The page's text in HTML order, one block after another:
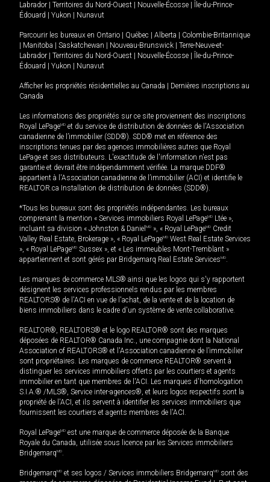
Labrador
Territoires du Nord-Ouest Nouvelle-Écosse
Île-du-Prince-
Édouard
Yukon Nunavut
Parcourir les bureaux en Ontario Québec Alberta
Colombie-Britannique
Manitoba Saskatchewan Nouveau-Brunswick
Terre-Neuve-et-
Labrador
Territoires du Nord-Ouest Nouvelle-Écosse
Île-du-Prince-
Édouard
Yukon Nunavut
Afficher les propriétés résidentielles au Canada
Dernières inscriptions au
Canada
Les informations des propriétés sur ce site proviennent des inscriptions
Royal LePageMD et du service de distribution de données de l'Association
canadienne de l’immobilier (SDD®). SDD® met en référence des
inscriptions tenues par des agences immobilières autres que Royal
LePage et ses distributeurs. L'exactitude de l'information n'est pas
garantie et devrait être indépendamment vérifiée. La marque DDF®
appartient à l'Association canadienne de l’immobilier (ACI) et identifie le
REALTOR.ca Installation de distribution de données (SDD®).
*Tous les bureaux sont des propriétés indépendantes. Les bureaux
comprenant la mention « Services immobiliers Royal LePageMD Ltée »,
incluant sa division « Johnston & Daniel MD », « Royal LePageMD Credit
Valley Real Estate, Brokerage », « Royal LePageMD West Real Estate Services
», « Royal LePageMD Sussex », et « Les immeubles Mont-Tremblant »
appartiennent et sont gérés par Bridgemarq Real Estate ServicesMD.
Les marques de commerce MLS® ainsi que les logos qui s'y rapportent
désignent les services professionnels rendus par les membres
REALTORS® de l'ACI en vue de l'achat, de la vente et de la location de
biens immobiliers dans le cadre d'un système de vente collaborative.
REALTOR®, REALTORS® et le logo REALTOR® sont des marques
déposées de REALTOR® Canada Inc., une compagnie dont la National
Association of REALTORS® et l'Association canadienne de l’immobilier
sont propriétaires. Les marques de commerce REALTOR® servent à
distinguer les services immobiliers offerts par les courtiers et agents
immobilier en tant que membres de l'ACI. Les marques d'homologation
S.I.A.® /MLS®, Service inter-agences®, et leurs logos respectifs sont la
propriété de l'ACI, et ils servent à identifier les services immobiliers que
fournissent les courtiers et agents membres de l'ACI.
Royal LePageMD est une marque de commerce déposée de la Banque
Royale du Canada, utilisée sous licence par les Services immobiliers
BridgemarqMD.
BridgemarqMD et ses logos / Services immobiliers BridgemarqMD sont des